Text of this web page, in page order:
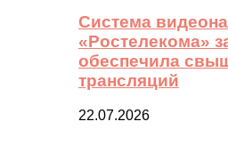
Система
«Ростелекома»
обеспечила
трансляций
22.07.2026